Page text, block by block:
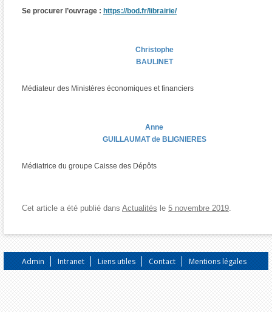
Se procurer l’ouvrage : https://bod.fr/librairie/
Christophe
BAULINET
Médiateur des Ministères économiques et financiers
Anne
GUILLAUMAT de BLIGNIERES
Médiatrice du groupe Caisse des Dépôts
Cet article a été publié dans Actualités le 5 novembre 2019.
Admin Intranet Liens utiles Contact Mentions légales